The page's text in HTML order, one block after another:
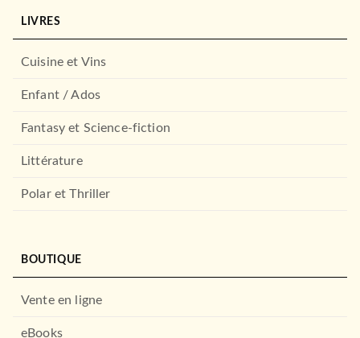
LIVRES
Cuisine et Vins
Enfant / Ados
Fantasy et Science-fiction
Littérature
Polar et Thriller
BOUTIQUE
Vente en ligne
eBooks